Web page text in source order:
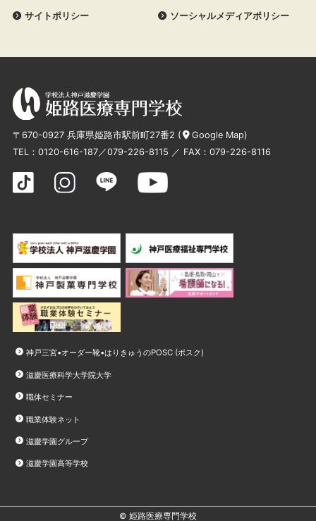
サイトポリシー ソーシャルメディアポリシー
〒670-0927 兵庫県姫路市駅前町27番2 ( Google Map)
TEL： 0120-616-187／079-226-8115 ／ FAX：079-226-8116
神戸三宮•オーダー靴•はりきゅうのPOSC (ポスク)
滋慶医療科学大学院大学
職体セミナー
職業体験ネット
滋慶学園グループ
滋慶学園高等学校
© 姫路医療専門学校